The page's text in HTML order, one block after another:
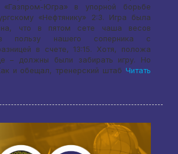
Югра» в упорной борьбе
«Нефтянику» 2:3. Игра была
что в пятом сете чаша весов
в пользу нашего соперника с
в счете, 13:15. Хотя, положа
– должны были забирать игру. Но
и обещал, тренерский штаб Читать